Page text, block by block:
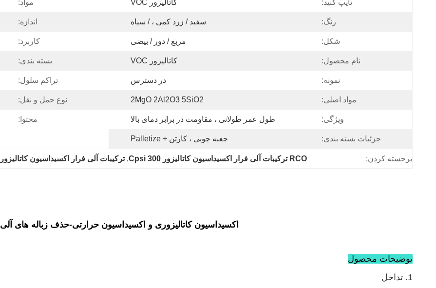
تایپ کنید: کاتالیزور VOC مواد:
رنگ: سفید / زرد کمی ، / سیاه اندازه:
شکل: مربع / دور / بیضی کاربرد:
نام محصول: کاتالیزور VOC بسته بندی:
نمونه: در دسترس تراکم سلول:
مواد اصلی: 2MgO 2Al2O3 5SiO2 نوع حمل و نقل:
ویژگی: طول عمر طولانی ، مقاومت در برابر دمای بالا محتوا:
جزئیات بسته بندی: جعبه چوبی ، کارتن + Palletize
برجسته کردن: RCO ترکیبات آلی فرار اکسیداسیون کاتالیزور 300 Cpsi , ترکیبات آلی فرار اکسیداسیون کاتالیزور 300 Cpsi
اکسیداسیون کاتالیزوری و اکسیداسیون حرارتی-حذف زباله های آلی VOC
توضیحات محصول
1. تداخل